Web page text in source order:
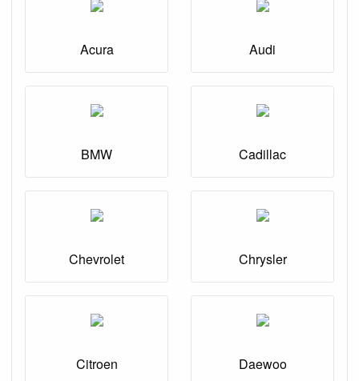
Acura Audi
BMW Cadillac
Chevrolet Chrysler
Citroen Daewoo